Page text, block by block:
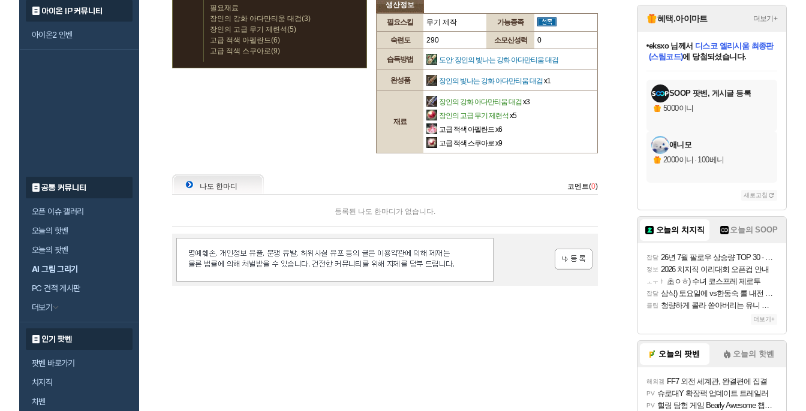
아이온 IP 커뮤니티
아이온2 인벤
공통 커뮤니티
오픈 이슈 갤러리
오늘의 핫벤
오늘의 팟벤
AI 그림 그리기
PC 견적 게시판
더보기
인기 팟벤
팟벤 바로가기
치지직
차벤
필요재료
장인의 강화 아다만티움 대검(3)
장인의 고급 무기 제련석(5)
고급 적색 아펠란드(6)
고급 적색 스쿠아로(9)
생산정보
필요스킬 무기 제작 가능종족
숙련도 290 소모신성력 0
습득방법 도안: 장인의 빛나는 강화 아다만티움 대검
완성품 장인의 빛나는 강화 아다만티움 대검 x1
재료
장인의 강화 아다만티움 대검 x3
장인의 고급 무기 제련석 x5
고급 적색 아펠란드x6
고급 적색 스쿠아로x9
나도 한마디 코멘트(0)
등록된 나도 한마디가 없습니다.
혜택.아이마트 더보기+
당첨되셨습니다.
당첨되셨습니다.
eksxo님께서 디스코 엘리시움 최종판
(스팀코드)에 당첨되셨습니다.
당첨되셨습니다.
당첨되셨습니다.
에디션 (스팀코드) 를 교환.
당첨되셨습니다.
당첨되셨습니다.
당첨되셨습니다.
당첨되셨습니다.
SOOP 팟벤, 게시글 등록
5000이니
애니모
2000이니 · 100베니
새로고침
오늘의 치지직 오늘의 SOOP
잡담 26년 7월 팔로우 상승량 TOP 30 - 월간 치지직
정보 2026 치지직 이리대회 오픈컵 안내
ㅗㅜㅑ 초ㅇㅎ) 수녀 코스프레 제로투
잡담 삼식) 토요일에 vs한동숙 롤 내전 예정
클립 청량하게 콜라 쏟아버리는 유니 ㅋㅋㅋ
더보기+
오늘의 팟벤 오늘의 핫벤
해외겜 FF7 외전 세계관, 완결편에 집결
PV 슈로대Y 확장팩 업데이트 트레일러
PV 힐링 탐험 게임 Bearly Awesome 챕터 1 트레일러